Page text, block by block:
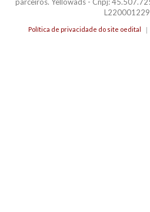
Política de privacidade do site oedital